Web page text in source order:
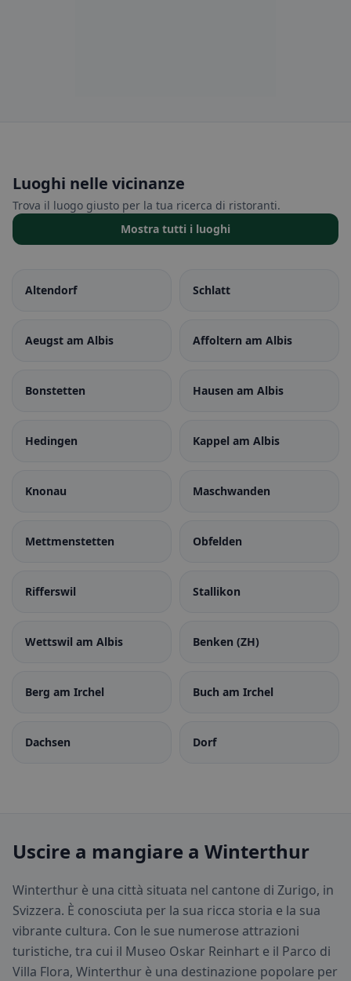
Luoghi nelle vicinanze
Trova il luogo giusto per la tua ricerca di ristoranti.
Mostra tutti i luoghi
Altendorf Schlatt
Aeugst am Albis Affoltern am Albis
Bonstetten Hausen am Albis
Hedingen Kappel am Albis
Knonau Maschwanden
Mettmenstetten Obfelden
Rifferswil Stallikon
Wettswil am Albis Benken (ZH)
Berg am Irchel Buch am Irchel
Dachsen Dorf
Uscire a mangiare a Winterthur
Winterthur è una città situata nel cantone di Zurigo, in
Svizzera. È conosciuta per la sua ricca storia e la sua
vibrante cultura. Con le sue numerose attrazioni
turistiche, tra cui il Museo Oskar Reinhart e il Parco di
Villa Flora, Winterthur è una destinazione popolare per